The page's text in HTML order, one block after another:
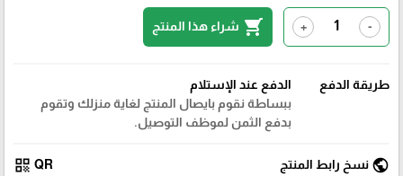
-
+
shopping_cart شراء هذا المنتج
طريقة الدفع
الدفع عند الإستلام
ببساطة نقوم بايصال المنتج لغاية منزلك وتقوم
بدفع الثمن لموظف التوصيل.
public نسخ رابط المنتج QR
qr_code